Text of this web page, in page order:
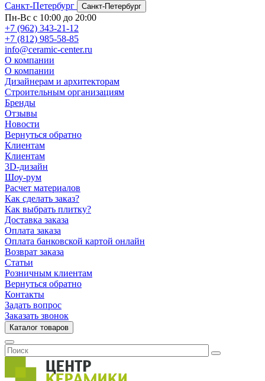
Санкт-Петербург
Санкт-Петербург
Пн-Вс с 10:00 до 20:00
+7 (962) 343-21-12
+7 (812) 985-58-85
info@ceramic-center.ru
О компании
О компании
Дизайнерам и архитекторам
Строительным организациям
Бренды
Отзывы
Новости
Вернуться обратно
Клиентам
Клиентам
3D-дизайн
Шоу-рум
Расчет материалов
Как сделать заказ?
Как выбрать плитку?
Доставка заказа
Оплата заказа
Оплата банковской картой онлайн
Возврат заказа
Статьи
Розничным клиентам
Вернуться обратно
Контакты
Задать вопрос
Заказать звонок
Каталог товаров